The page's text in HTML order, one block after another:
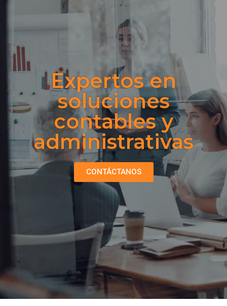
Expertos en
soluciones
contables y
administrativas
CONTÁCTANOS